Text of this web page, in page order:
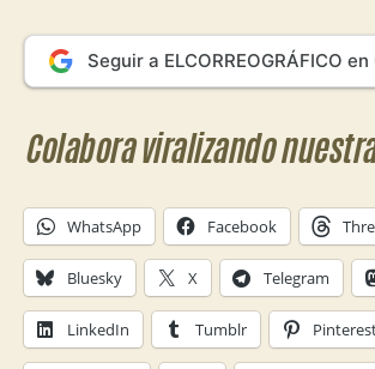
Seguir a ELCORREOGRÁFICO
Colabora viralizando
WhatsApp Facebook
Bluesky X Telegram
LinkedIn Tumblr